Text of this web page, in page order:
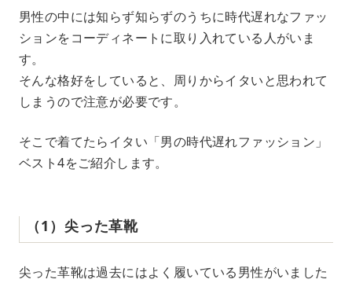
男性の中には知らず知らずのうちに時代遅れなファッ
ションをコーディネートに取り入れている人がいま
す。
そんな格好をしていると、周りからイタいと思われて
しまうので注意が必要です。
そこで着てたらイタい「男の時代遅れファッション」
ベスト4をご紹介します。
（1）尖った革靴
尖った革靴は過去にはよく履いている男性がいました